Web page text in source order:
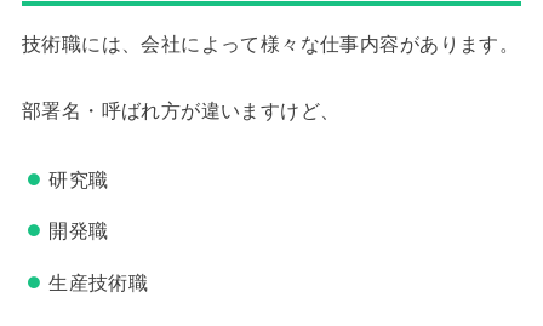
技術職には、会社によって様々な仕事内容があります。
部署名・呼ばれ方が違いますけど、
研究職
開発職
生産技術職